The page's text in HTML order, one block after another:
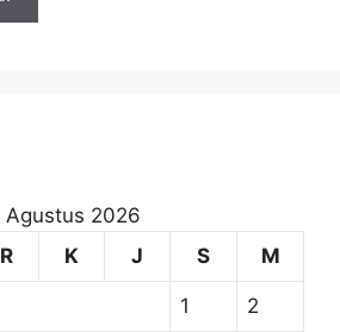
Agustus 2026
R K J S M
1 2